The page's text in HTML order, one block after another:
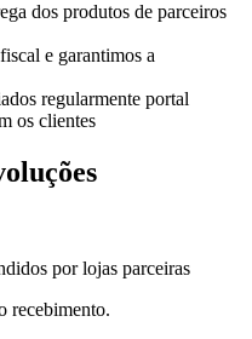
dos produtos de parceiros
e garantimos a
regularmente portal
os clientes
por lojas parceiras
recebimento.